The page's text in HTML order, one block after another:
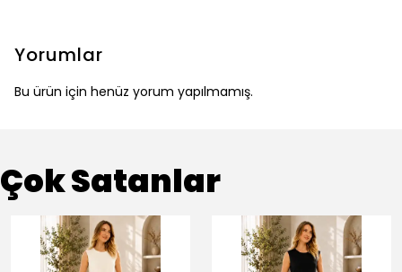
Yorumlar
Bu ürün için henüz yorum yapılmamış.
Çok Satanlar